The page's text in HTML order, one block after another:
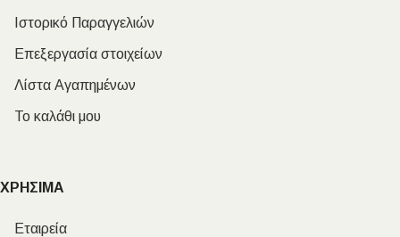
Ιστορικό Παραγγελιών
Επεξεργασία στοιχείων
Λίστα Αγαπημένων
Το καλάθι μου
ΧΡΗΣΙΜΑ
Εταιρεία